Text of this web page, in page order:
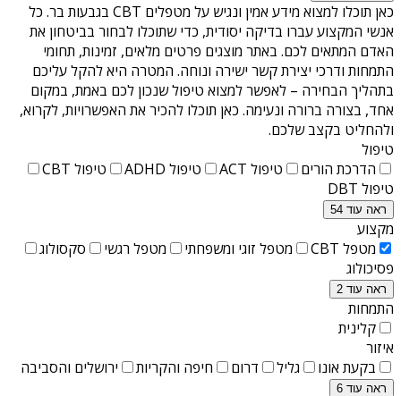
כאן תוכלו למצוא מידע אמין ונגיש על מטפלים CBT בגבעות בר
. כל
אנשי המקצוע עברו בדיקה יסודית, כדי שתוכלו לבחור בביטחון את
האדם המתאים לכם. באתר מוצגים פרטים מלאים, זמינות, תחומי
התמחות ודרכי יצירת קשר ישירה ונוחה. המטרה היא להקל עליכם
בתהליך הבחירה – לאפשר למצוא טיפול שנכון לכם באמת, במקום
אחד, בצורה ברורה ונעימה. כאן תוכלו להכיר את האפשרויות, לקרוא,
ולהחליט בקצב שלכם.
טיפול
הדרכת הורים
טיפול ACT טיפול ADHD
טיפול CBT
טיפול DBT
ראה עוד 54
מקצוע
מטפל CBT
מטפל זוגי ומשפחתי מטפל רגשי
סקסולוג
פסיכולוג
ראה עוד 2
התמחות
קלינית
איזור
בקעת אונו
גליל דרום חיפה והקריות ירושלים והסביבה
ראה עוד 6